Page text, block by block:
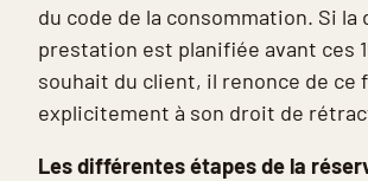
du code de la consommation. Si la
prestation est planifiée avant ces
souhait du client, il renonce de ce
explicitement à son droit de
Les différentes étapes de la